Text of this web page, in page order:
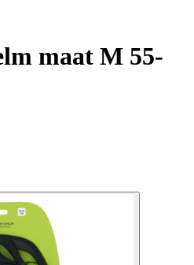
maat M 55-